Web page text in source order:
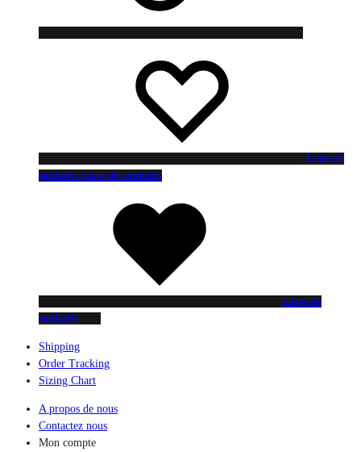
Liste de
souhaits Liste de souhaits
Liste de
souhaits
Shipping
Order Tracking
Sizing Chart
A propos de nous
Contactez nous
Mon compte